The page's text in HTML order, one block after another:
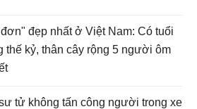
đẹp nhất ở Việt Nam: Có tuổi
thế kỷ, thân cây rộng 5 người ôm
tử không tấn công người trong xe